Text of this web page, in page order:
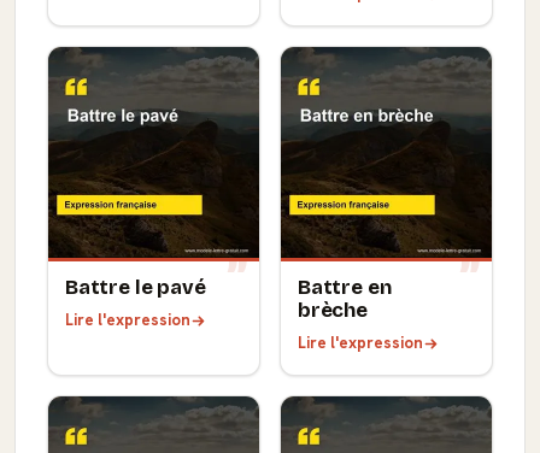
Battre le pavé
Lire l'expression
Battre en
brèche
Lire l'expression